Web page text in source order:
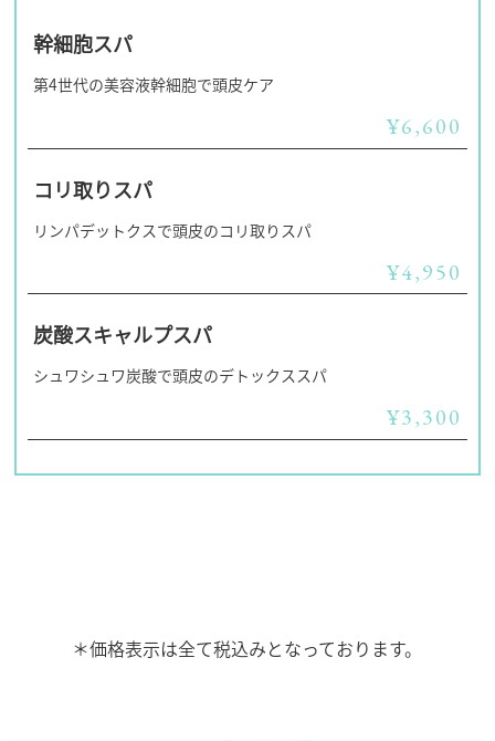
幹細胞スパ
第4世代の美容液幹細胞で頭皮ケア
¥6,600
コリ取りスパ
リンパデットクスで頭皮のコリ取りスパ
¥4,950
炭酸スキャルプスパ
シュワシュワ炭酸で頭皮のデトックススパ
¥3,300
＊価格表示は全て税込みとなっております。